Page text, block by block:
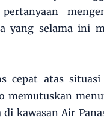
pertanyaan
yang selama ini
cepat atas
memutuskan
kawasan Air